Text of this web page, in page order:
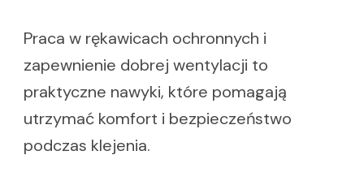
Praca w rękawicach ochronnych i
zapewnienie dobrej wentylacji to
praktyczne nawyki, które pomagają
utrzymać komfort i bezpieczeństwo
podczas klejenia.